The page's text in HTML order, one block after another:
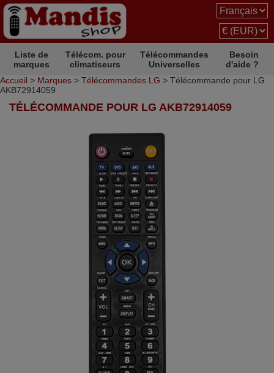
Liste de
marques
Télécom. pour
climatiseurs
Télécommandes
Universelles
Besoin
d'aide ?
Accueil > Marques > Télécommandes LG > Télécommande pour LG
AKB72914059
TÉLÉCOMMANDE POUR LG AKB72914059